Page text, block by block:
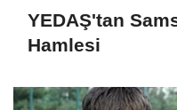
YEDAŞ'tan
Hamlesi